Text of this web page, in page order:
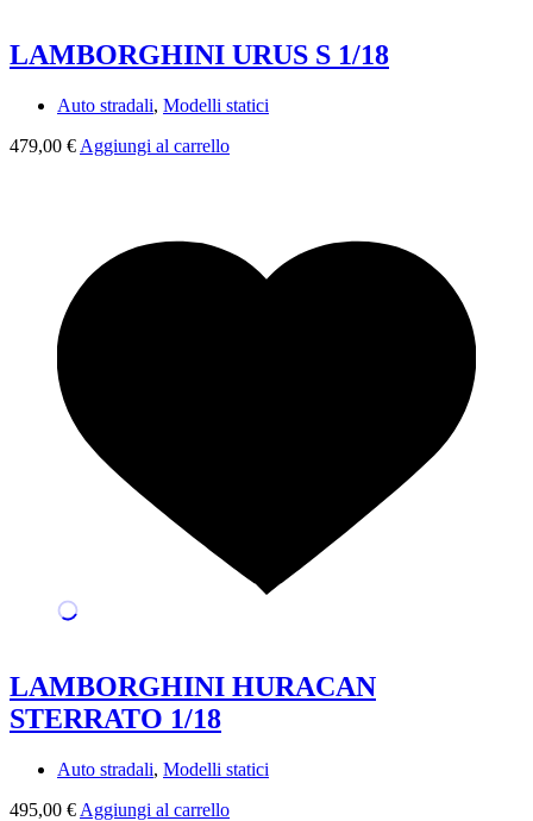
LAMBORGHINI URUS S 1/18
Auto stradali, Modelli statici
479,00 € Aggiungi al carrello
LAMBORGHINI HURACAN
STERRATO 1/18
Auto stradali, Modelli statici
495,00 € Aggiungi al carrello